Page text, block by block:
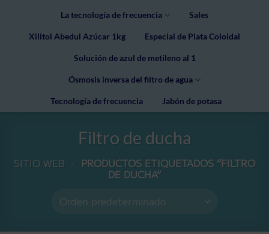
La tecnología de frecuencia Sales
Xilitol Abedul Azúcar 1kg Especial de Plata Coloidal
Solución de azul de metileno al 1
Ósmosis inversa del filtro de agua
Tecnología de frecuencia Jabón de potasa
Filtro de ducha
SITIO WEB PRODUCTOS ETIQUETADOS “FILTRO
DE DUCHA”